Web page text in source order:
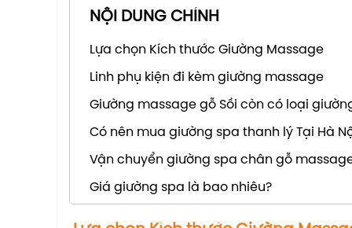
NỘI DUNG CHÍNH
Lựa chọn Kích thước Giường Massage
Linh phụ kiện đi kèm giường massage
Giường massage gỗ Sồi còn có loại
Có nên mua giường spa thanh lý Tại Hà
Vận chuyển giường spa chân gỗ
Giá giường spa là bao nhiêu?